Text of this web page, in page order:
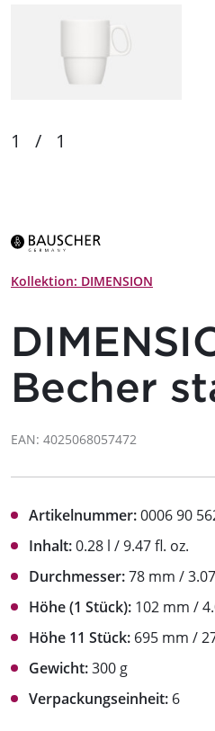
Kollektion: DIMENSION
Becher
EAN: 4025068057472
Artikelnummer:0006 90
Inhalt:0.28 l / 9.47 fl. oz.
Durchmesser:78 mm /
Höhe (1 Stück): 102 mm /
Höhe 11 Stück: 695 mm /
Gewicht:300 g
Verpackungseinheit: 6